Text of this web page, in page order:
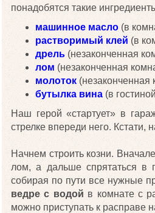
понадобятся такие
машинное масло (в
растворимый клей (в
дрель (незаконченная
лом (незаконченная
молоток (незаконченная
бутылка вина (в
Наш герой «стартует» в
стрелке впереди него. Кстати,
Начнем строить козни.
лом, а дальше спрятаться в
собирая по пути все нужные
ведре с водойв комнате с
можно приступать к расправе